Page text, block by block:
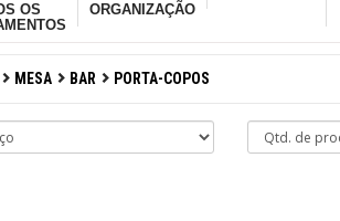
OS
ORGANIZAÇÃO
MESA BAR PORTA-COPOS